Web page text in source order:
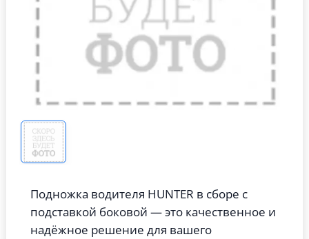
Подножка водителя HUNTER в сборе с
подставкой боковой — это качественное и
надёжное решение для вашего